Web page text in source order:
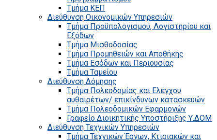
Τμήμα ΚΕΠ
Διεύθυνση Οικονομικών Υπηρεσιών
Τμήμα Προϋπολογισμού, Λογιστηρίου και
Εξόδων
Τμήμα Μισθοδοσίας
Τμήμα Προμηθειών και Αποθήκης
Τμήμα Εσόδων και Περιουσίας
Τμήμα Ταμείου
Διεύθυνση Δόμησης
Τμήμα Πολεοδομίας και Ελέγχου
αυθαιρέτων/ επικίνδυνων κατασκευών
Τμήμα Πολεοδομικών Εφαρμογών
Γραφείο Διοικητικής Υποστήριξης Υ.ΔΟΜ
Διεύθυνση Τεχνικών Υπηρεσιών
Τμήμα Τεχνικών Έργων, Κτιριακών και